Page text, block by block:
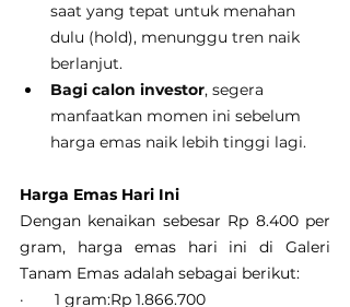
saat yang tepat untuk menahan
dulu (hold), menunggu tren naik
berlanjut.
Bagi calon investor, segera
manfaatkan momen ini sebelum
harga emas naik lebih tinggi lagi.
Harga Emas Hari Ini
Dengan kenaikan sebesar Rp 8.400 per
gram, harga emas hari ini di Galeri
Tanam Emas adalah sebagai berikut:
·       1 gram:Rp 1.866.700